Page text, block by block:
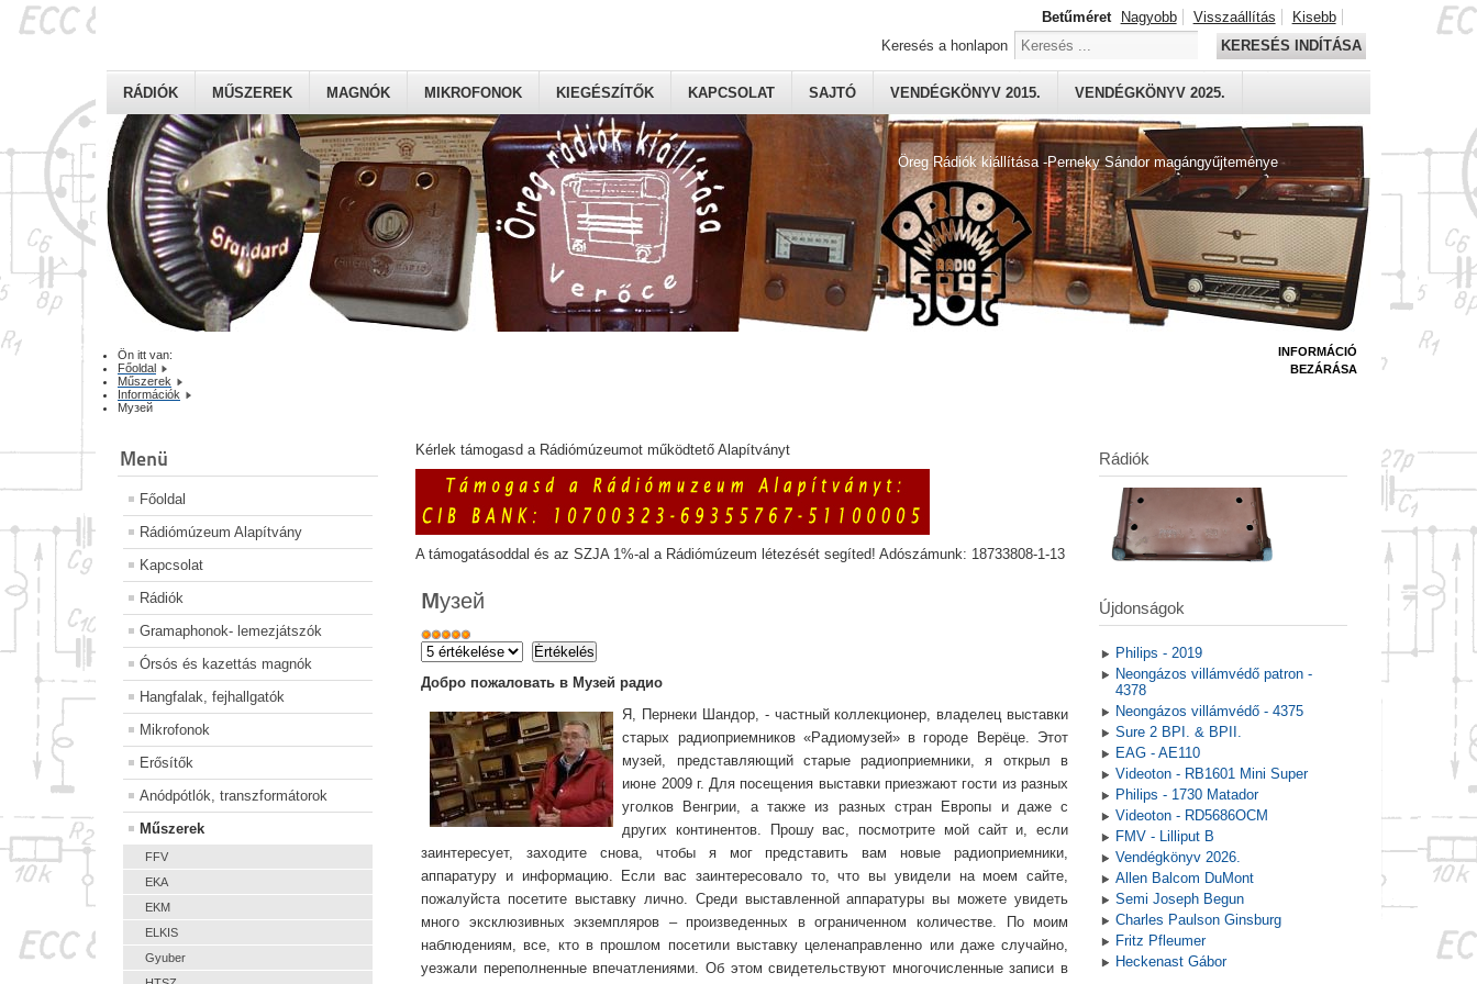
Öreg Rádiók kiállítása -Perneky Sándor magángyűjteménye
RÁDIÓK MŰSZEREK MAGNÓK MIKROFONOK KIEGÉSZÍTŐK KAPCSOLAT SAJTÓ VENDÉGKÖNYV 2015. VENDÉGKÖNYV 2025.
Betűméret Nagyobb Visszaállítás
Kisebb
Keresés a honlapon
KERESÉS INDÍTÁSA
Ön itt van:
Főoldal
Műszerek
Információk
Mузей
Menü
Főoldal
Rádiómúzeum Alapítvány
Kapcsolat
Rádiók
Gramaphonok- lemezjátszók
Órsós és kazettás magnók
Hangfalak, fejhallgatók
Mikrofonok
Erősítők
Anódpótlók, transzformátorok
Műszerek
FFV
EKA
EKM
ELKIS
Gyuber
Kérlek támogasd a Rádiómúzeumot működtető Alapítványt
A támogatásoddal és az SZJA 1%-al a Rádiómúzeum létezését segíted! Adószámunk: 18733808-1-13
Mузей
Добро пожаловать в Музей радио
Я, Пеpнеки Шандор, - частный коллекционер, владелец выставки
старых радиоприемников «Радиомузей» в городе Верёце. Этот
музей, представляющий старые радиоприемники, я открыл в
июне 2009 г. Для посещения выставки приезжают гости из разных
уголков Венгрии, а также из разных стран Европы и даже с
других континентов. Прошу вас, посмотрите мой сайт и, если
заинтересует, заходите снова, чтобы я мог представить вам новые радиоприемники,
аппаратуру и информацию. Если вас заинтересовало то, что вы увидели на моем сайте,
пожалуйста посетите выставку лично. Среди выставленной аппаратуры вы можете увидеть
много эксклюзивных экземпляров – произведенных в ограниченном количестве. По моим
наблюдениям, все, кто в прошлом посетили выставку целенаправленно или даже случайно,
уезжали переполненные впечатлениями. Об этом свидетельствуют многочисленные записи в
INFORMÁCIÓ
BEZÁRÁSA
Rádiók
Újdonságok
Philips - 2019
Neongázos villámvédő patron -
4378
Neongázos villámvédő - 4375
Sure 2 BPI. & BPII.
EAG - AE110
Videoton - RB1601 Mini Super
Philips - 1730 Matador
Videoton - RD5686OCM
FMV - Lilliput B
Vendégkönyv 2026.
Allen Balcom DuMont
Semi Joseph Begun
Charles Paulson Ginsburg
Fritz Pfleumer
Heckenast Gábor